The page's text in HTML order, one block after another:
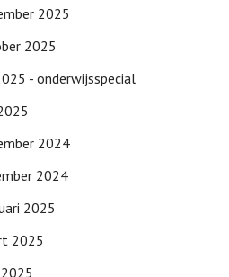
2025
2025
- onderwijsspecial
2024
2024
2025
2025